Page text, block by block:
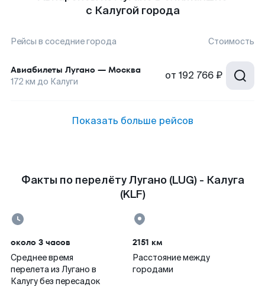
с Калугой города
Рейсы в соседние города Стоимость
Авиабилеты Лугано — Москва
172 км до Калуги от 192 766 ₽
Показать больше рейсов
Факты по перелёту Лугано (LUG) - Калуга
(KLF)
около 3 часов
Среднее время
перелета из Лугано в
Калугу без пересадок
2151 км
Расстояние между
городами